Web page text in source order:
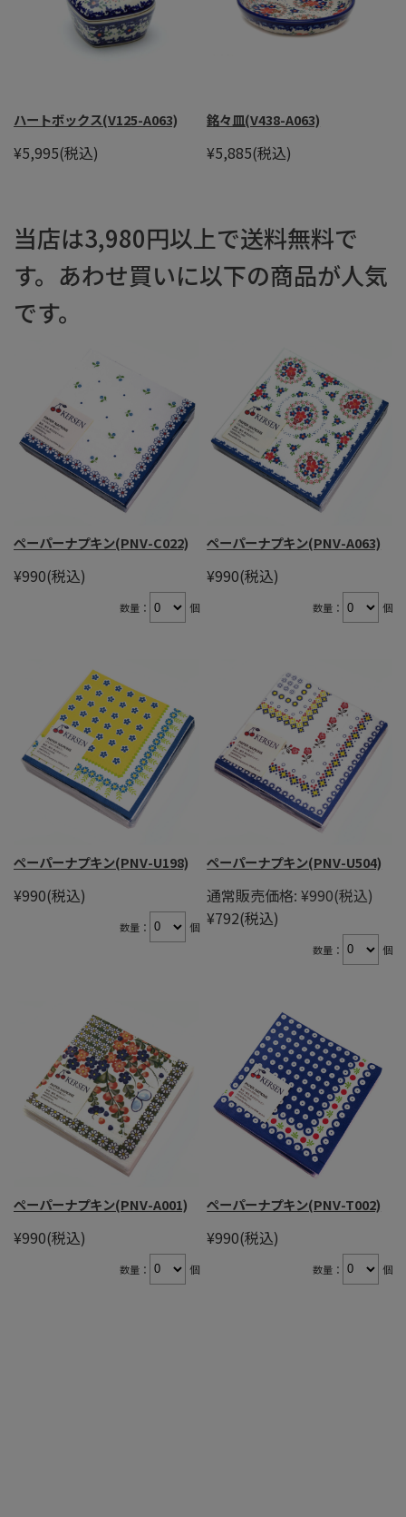
ハートボックス(V125-A063)
¥5,995(税込)
銘々皿(V438-A063)
¥5,885(税込)
当店は3,980円以上で送料無料で
す。あわせ買いに以下の商品が人気
です。
ペーパーナプキン(PNV-C022)
¥990(税込)
数量： 個
ペーパーナプキン(PNV-A063)
¥990(税込)
数量： 個
ペーパーナプキン(PNV-U198)
¥990(税込)
数量： 個
ペーパーナプキン(PNV-U504)
通常販売価格: ¥990(税込)
¥792(税込)
数量： 個
ペーパーナプキン(PNV-A001)
¥990(税込)
数量： 個
ペーパーナプキン(PNV-T002)
¥990(税込)
数量： 個